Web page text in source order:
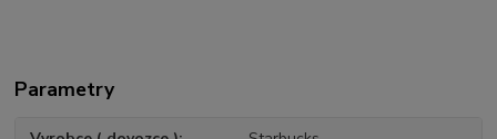
Parametry